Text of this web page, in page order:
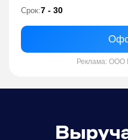
Срок:7 - 30
Реклама: ООО